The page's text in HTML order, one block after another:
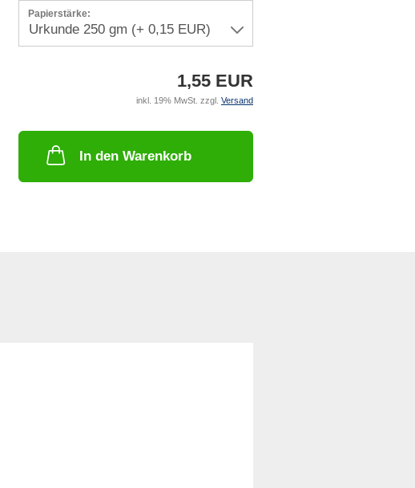
Papierstärke:
1,55 EUR
inkl. 19% MwSt. zzgl. Versand
In den Warenkorb